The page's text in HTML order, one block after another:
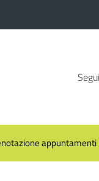
appuntamenti